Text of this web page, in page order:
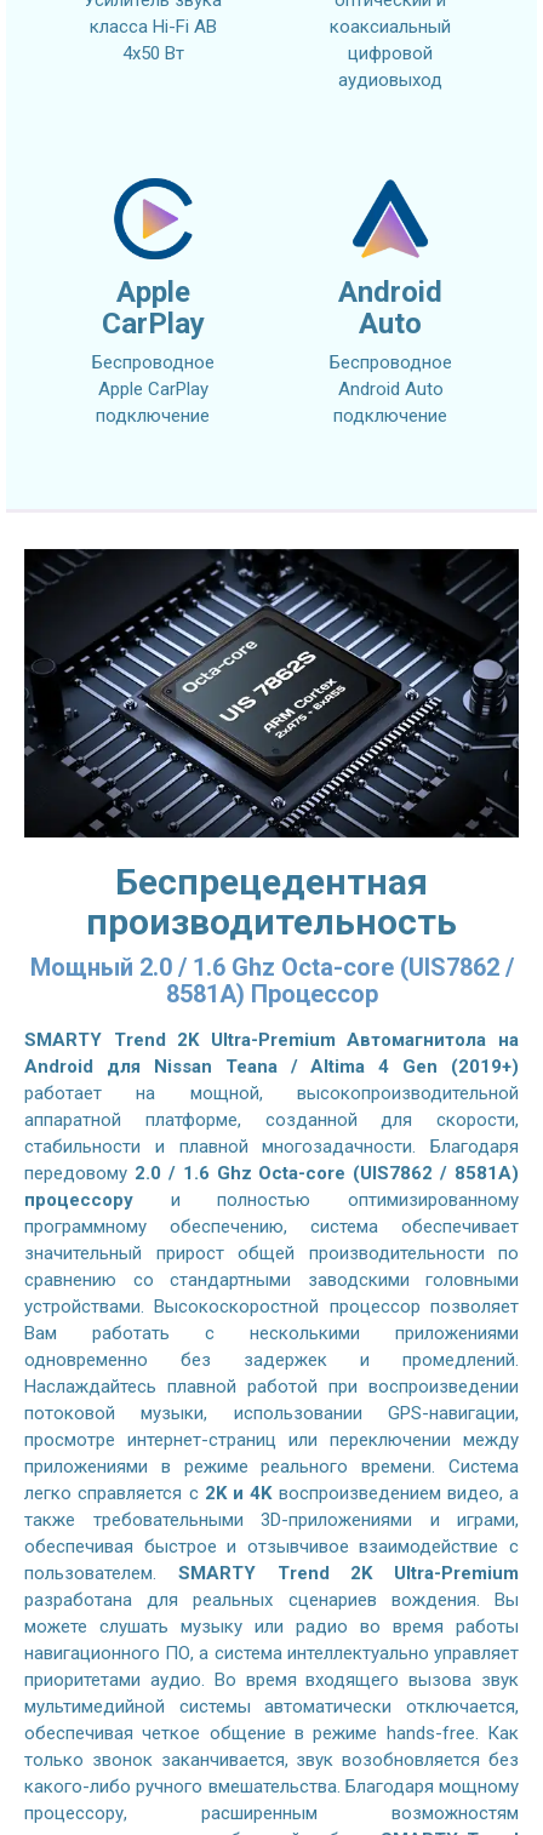
класса Hi-Fi AB
4x50 Вт
коаксиальный
цифровой
аудиовыход
Apple
CarPlay
Беспроводное
Apple CarPlay
подключение
Android
Auto
Беспроводное
Android Auto
подключение
Беспрецедентная
производительность
Мощный 2.0 / 1.6 Ghz Octa-core (UIS7862 /
8581A) Процессор
SMARTY Trend 2K Ultra-Premium Автомагнитола на
Android для Nissan Teana / Altima 4 Gen (2019+)
работает на мощной, высокопроизводительной
аппаратной платформе, созданной для скорости,
стабильности и плавной многозадачности. Благодаря
передовому 2.0 / 1.6 Ghz Octa-core (UIS7862 / 8581A)
процессору и полностью оптимизированному
программному обеспечению, система обеспечивает
значительный прирост общей производительности по
сравнению со стандартными заводскими головными
устройствами. Высокоскоростной процессор позволяет
Вам работать с несколькими приложениями
одновременно без задержек и промедлений.
Наслаждайтесь плавной работой при воспроизведении
потоковой музыки, использовании GPS-навигации,
просмотре интернет-страниц или переключении между
приложениями в режиме реального времени. Система
легко справляется с 2K и 4Kвоспроизведением видео, а
также требовательными 3D-приложениями и играми,
обеспечивая быстрое и отзывчивое взаимодействие с
пользователем. SMARTY Trend 2K Ultra-Premium
разработана для реальных сценариев вождения. Вы
можете слушать музыку или радио во время работы
навигационного ПО, а система интеллектуально управляет
приоритетами аудио. Во время входящего вызова звук
мультимедийной системы автоматически отключается,
обеспечивая четкое общение в режиме hands-free. Как
только звонок заканчивается, звук возобновляется без
какого-либо ручного вмешательства. Благодаря мощному
процессору, расширенным возможностям